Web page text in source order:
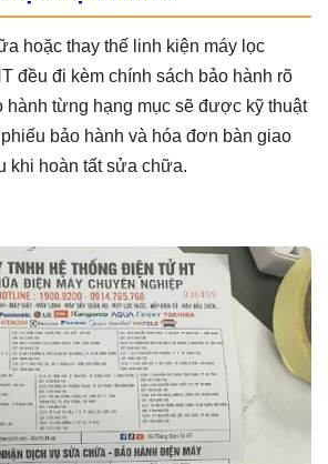
hoặc thay thế linh kiện máy lọc
đều đi kèm chính sách bảo hành rõ
hành từng hạng mục sẽ được kỹ thuật
bảo hành và hóa đơn bàn giao
khi hoàn tất sửa chữa.